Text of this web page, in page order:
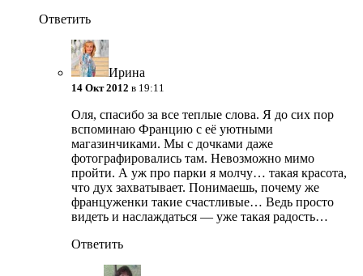
Ответить
Ирина
14 Окт 2012 в 19:11
Оля, спасибо за все теплые слова. Я до сих пор
вспоминаю Францию с её уютными
магазинчиками. Мы с дочками даже
фотографировались там. Невозможно мимо
пройти. А уж про парки я молчу… такая красота,
что дух захватывает. Понимаешь, почему же
француженки такие счастливые… Ведь просто
видеть и наслаждаться — уже такая радость…
Ответить